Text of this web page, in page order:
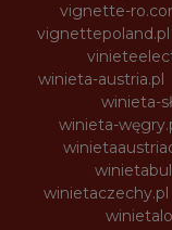
vignette-
vignettepoland.pl
winieta-austria.pl
winieta-
winieta-
winietaczechy.pl